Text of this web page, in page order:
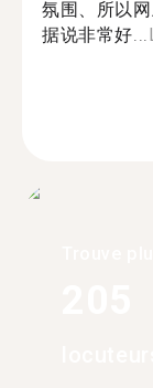
氛围、所以
据说非常好...